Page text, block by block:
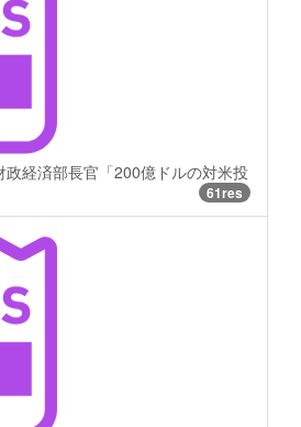
経済部長官「200億ドルの対米投
61res